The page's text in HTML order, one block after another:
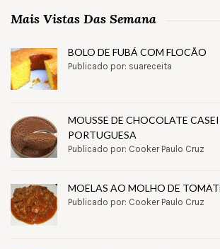
Mais Vistas Das Semana
BOLO DE FUBÁ COM FLOCÃO
Publicado por: suareceita
MOUSSE DE CHOCOLATE
PORTUGUESA
Publicado por: Cooker Paulo Cruz
MOELAS AO MOLHO DE
Publicado por: Cooker Paulo Cruz